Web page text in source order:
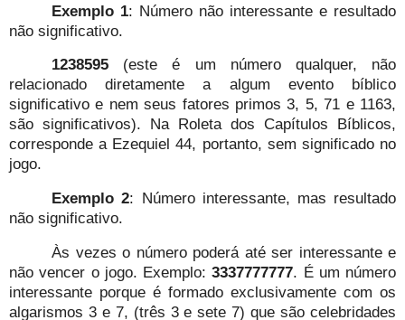
Exemplo 1: Número não interessante e resultado
não significativo.
1238595 (este é um número qualquer, não
relacionado diretamente a algum evento bíblico
significativo e nem seus fatores primos 3, 5, 71 e 1163,
são significativos). Na Roleta dos Capítulos Bíblicos,
corresponde a Ezequiel 44, portanto, sem significado no
jogo.
Exemplo 2: Número interessante, mas resultado
não significativo.
Às vezes o número poderá até ser interessante e
não vencer o jogo. Exemplo:3337777777. É um número
interessante porque é formado exclusivamente com os
algarismos 3 e 7, (três 3 e sete 7) que são celebridades